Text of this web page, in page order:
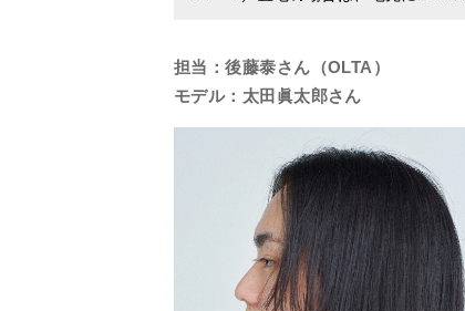
担当：後藤泰さん（OLTA）
モデル：太田眞太郎さん